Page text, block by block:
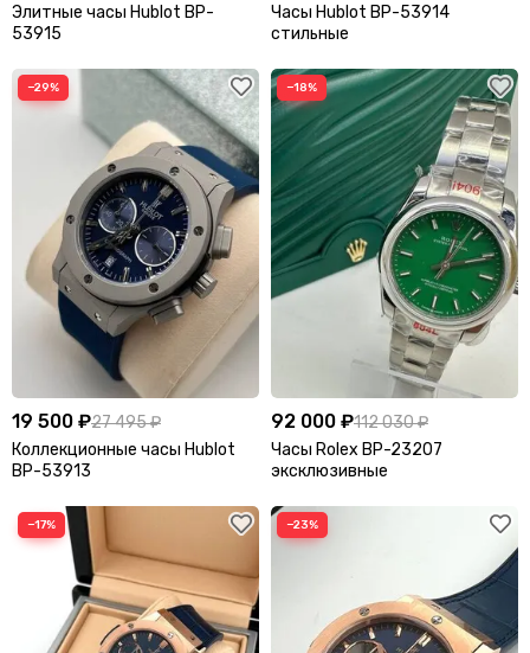
Элитные часы Hublot BP-
53915
Часы Hublot BP-53914
стильные
−29%
19 500 ₽27 495 ₽
Коллекционные часы Hublot
BP-53913
−18%
92 000 ₽112 030 ₽
Часы Rolex BP-23207
эксклюзивные
−17% −23%